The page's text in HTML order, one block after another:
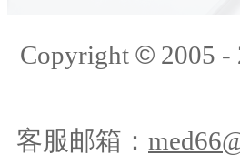
Copyright ©2005 -
客服邮箱：